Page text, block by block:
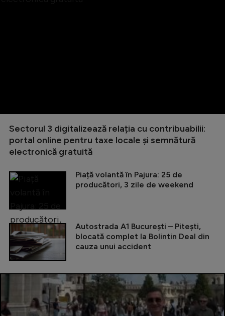
Sectorul 3 digitalizează relația cu contribuabilii:
portal online pentru taxe locale și semnătură
electronică gratuită
Piață volantă în Pajura: 25 de
producători, 3 zile de weekend
Autostrada A1 București – Pitești,
blocată complet la Bolintin Deal din
cauza unui accident